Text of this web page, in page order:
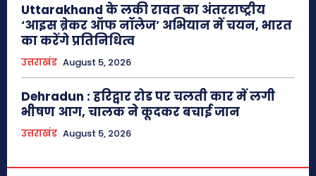
Uttarakhand के लकी रावत का अंतरराष्ट्रीय
‘आइस ब्रेकर ऑफ नॉलेज’ अभियान में चयन, भारत
का करेंगे प्रतिनिधित्व
उत्तराखंड August 5, 2026
Dehradun : हरिद्वार रोड पर चलती कार में लगी
भीषण आग, चालक ने कूदकर बचाई जान
उत्तराखंड August 5, 2026